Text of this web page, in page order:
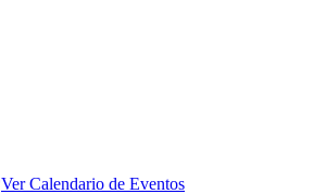
Ver Calendario de Eventos